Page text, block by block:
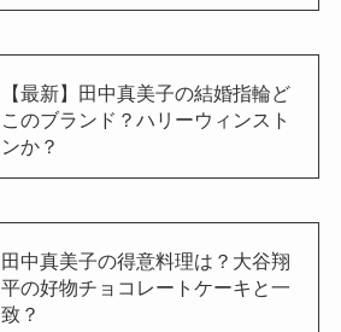
【最新】田中真美子の結婚指輪ど
このブランド？ハリーウィンスト
ンか？
田中真美子の得意料理は？大谷翔
平の好物チョコレートケーキと一
致？